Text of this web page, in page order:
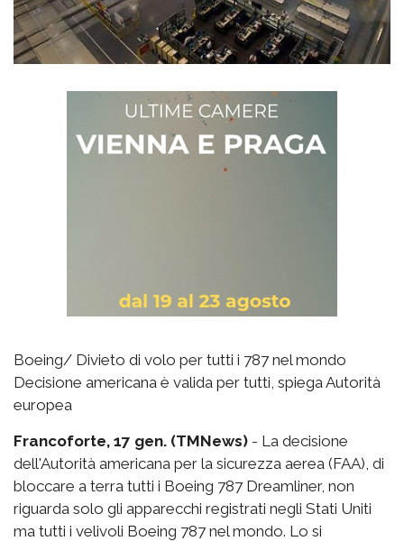
Boeing/ Divieto di volo per tutti i 787 nel mondo
Decisione americana è valida per tutti, spiega Autorità
europea
Francoforte, 17 gen. (TMNews) - La decisione
dell'Autorità americana per la sicurezza aerea (FAA), di
bloccare a terra tutti i Boeing 787 Dreamliner, non
riguarda solo gli apparecchi registrati negli Stati Uniti
ma tutti i velivoli Boeing 787 nel mondo. Lo si